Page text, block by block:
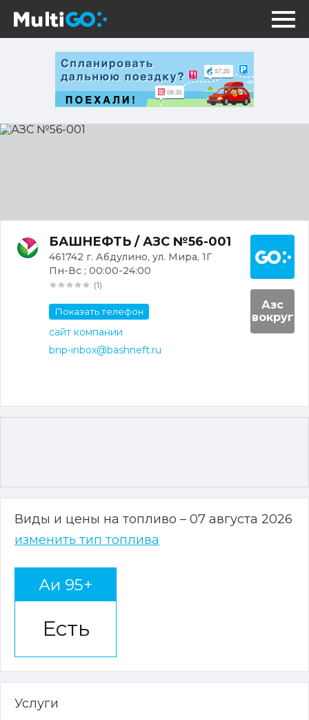
АЗС
БАШНЕФТЬ / АЗС №56-001
461742 г. Абдулино, ул. Мира, 1Г
Пн-Вс ; 00:00-24:00
(1)
Показать телефон
сайт компании
bnp-inbox@bashneft.ru
Азс
вокруг
Виды и цены на топливо – 07 августа 2026
изменить тип топлива
Аи 95+
Есть
Услуги